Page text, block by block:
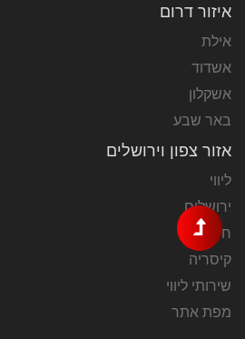
איזור דרום
אילת
אשדוד
אשקלון
באר שבע
אזור צפון וירושלים
ליווי
ירושלים
חיפה
קיסריה
שירותי ליווי
מפת אתר